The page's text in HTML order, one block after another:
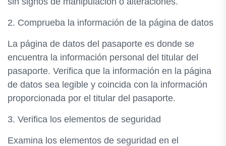
2. Comprueba la información de la página de datos
La página de datos del pasaporte es donde se
encuentra la información personal del titular del
pasaporte. Verifica que la información en la página
de datos sea legible y coincida con la información
proporcionada por el titular del pasaporte.
3. Verifica los elementos de seguridad
Examina los elementos de seguridad en el